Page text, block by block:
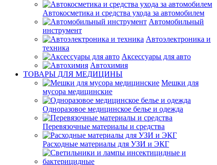
Автокосметика и средства ухода за автомобилем
Автомобильный
инструмент
Автоэлектроника и
техника
Аксессуары для авто
Автохимия
ТОВАРЫ ДЛЯ МЕДИЦИНЫ
Мешки для
мусора медицинские
Одноразовое медицинское белье и одежда
Перевязочные материалы и средства
Расходные материалы для УЗИ и ЭКГ